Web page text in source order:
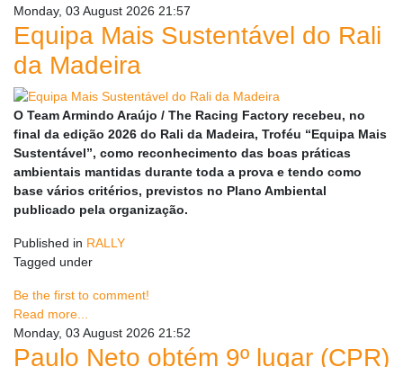
Monday, 03 August 2026 21:57
Equipa Mais Sustentável do Rali
da Madeira
O Team Armindo Araújo / The Racing Factory recebeu, no
final da edição 2026 do Rali da Madeira, Troféu “Equipa Mais
Sustentável”, como reconhecimento das boas práticas
ambientais mantidas durante toda a prova e tendo como
base vários critérios, previstos no Plano Ambiental
publicado pela organização.
Published in RALLY
Tagged under
Be the first to comment!
Read more...
Monday, 03 August 2026 21:52
Paulo Neto obtém 9º lugar (CPR)